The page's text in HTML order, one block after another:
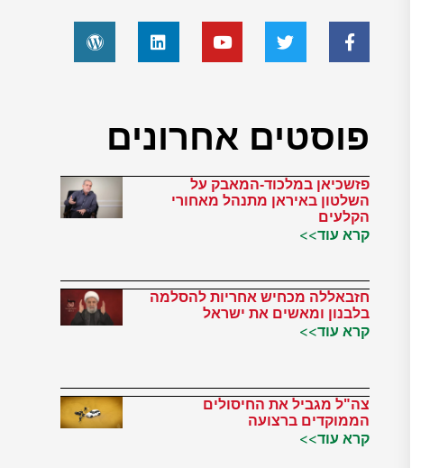
פוסטים אחרונים
פזשכיאן במלכוד-המאבק על
השלטון באיראן מתנהל מאחורי
הקלעים
קרא עוד>>
חזבאללה מכחיש אחריות להסלמה
בלבנון ומאשים את ישראל
קרא עוד>>
צה"ל מגביל את החיסולים
הממוקדים ברצועה
קרא עוד>>